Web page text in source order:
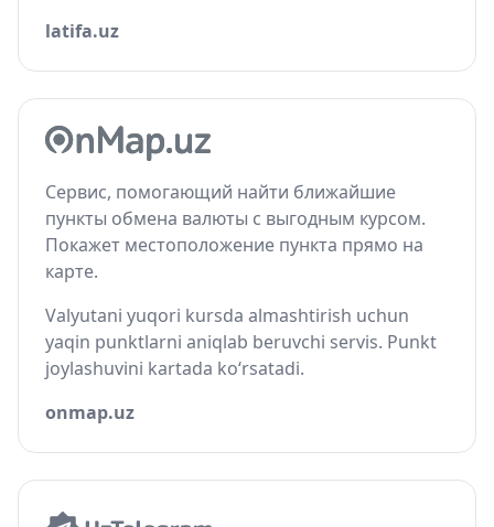
latifa.uz
Сервис, помогающий найти ближайшие
пункты обмена валюты с выгодным курсом.
Покажет местоположение пункта прямо на
карте.
Valyutani yuqori kursda almashtirish uchun
yaqin punktlarni aniqlab beruvchi servis. Punkt
joylashuvini kartada ko‘rsatadi.
onmap.uz